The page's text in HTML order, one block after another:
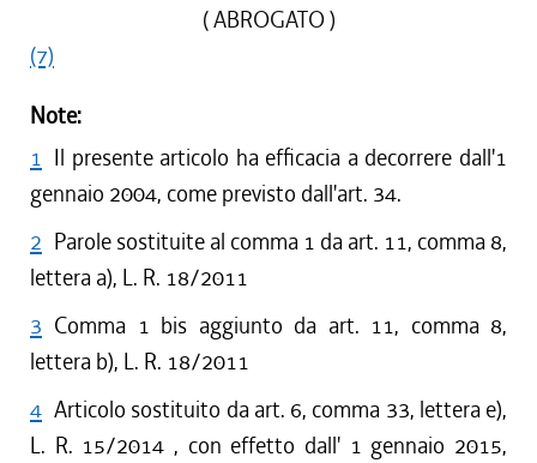
( ABROGATO )
(7)
Note:
1 Il presente articolo ha efficacia a decorrere dall'1
gennaio 2004, come previsto dall'art. 34.
2 Parole sostituite al comma 1 da art. 11, comma 8,
lettera a), L. R. 18/2011
3 Comma 1 bis aggiunto da art. 11, comma 8,
lettera b), L. R. 18/2011
4 Articolo sostituito da art. 6, comma 33, lettera e),
L. R. 15/2014 , con effetto dall' 1 gennaio 2015,